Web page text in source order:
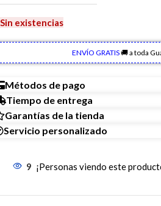
Sin existencias
ENVÍO GRATIS🚚 a toda
Métodos de pago
Tiempo de entrega
Garantías de la tienda
Servicio personalizado
9 ¡Personas viendo este